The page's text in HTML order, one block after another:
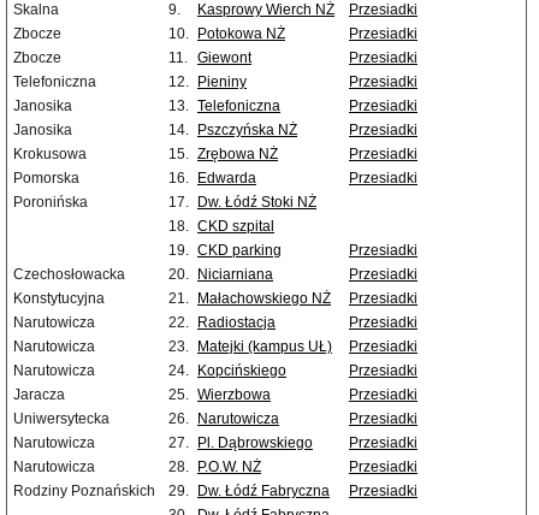
Skalna
9. Kasprowy Wierch NŻ
Przesiadki
Zbocze
10. Potokowa NŻ
Przesiadki
Zbocze
11. Giewont
Przesiadki
Telefoniczna
12. Pieniny
Przesiadki
Janosika
13. Telefoniczna
Przesiadki
Janosika
14. Pszczyńska NŻ
Przesiadki
Krokusowa
15. Zrębowa NŻ
Przesiadki
Pomorska
16. Edwarda
Przesiadki
Poronińska
17.
Dw. Łódź Stoki NŻ
18. CKD szpital
19. CKD parking
Przesiadki
Czechosłowacka
20. Niciarniana
Przesiadki
Konstytucyjna
21. Małachowskiego NŻ
Przesiadki
Narutowicza
22. Radiostacja
Przesiadki
Narutowicza
23. Matejki (kampus UŁ)
Przesiadki
Narutowicza
24. Kopcińskiego
Przesiadki
Jaracza
25. Wierzbowa
Przesiadki
Uniwersytecka
26. Narutowicza
Przesiadki
Narutowicza
27. Pl. Dąbrowskiego
Przesiadki
Narutowicza
28. P.O.W. NŻ
Przesiadki
Rodziny Poznańskich
29. Dw. Łódź Fabryczna
Przesiadki